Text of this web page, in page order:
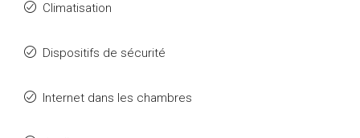
Climatisation
Dispositifs de sécurité
Internet dans les chambres